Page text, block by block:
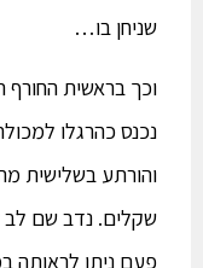
שניחן בו…
וכך בראשית
נכנס כהרגלו
שקלים. נדב שם לב